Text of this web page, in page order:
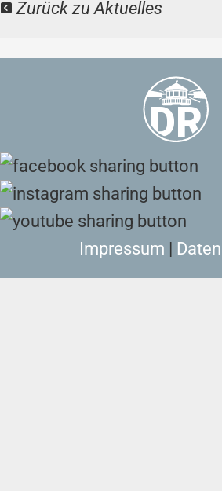
Zurück zu Aktuelles
Impressum |